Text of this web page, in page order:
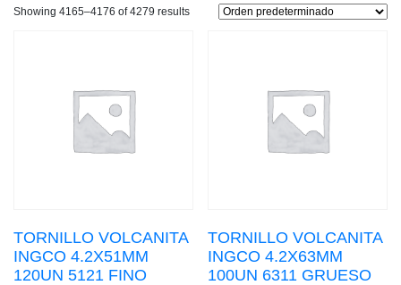
Showing 4165–4176 of 4279 results
TORNILLO VOLCANITA
INGCO 4.2X51MM
120UN 5121 FINO
TORNILLO VOLCANITA
INGCO 4.2X63MM
100UN 6311 GRUESO